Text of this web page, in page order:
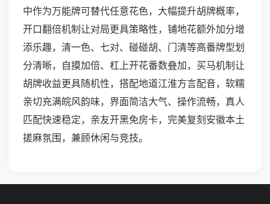
中作为万能牌可替代任意花色，大幅提升胡牌概率，
开口翻倍机制让对局更具策略性，铺地花额外加分增
添乐趣，清一色、七对、碰碰胡、门清等高番牌型划
分清晰，自摸加倍、杠上开花番数叠加，买马机制让
胡牌收益更具随机性，搭配地道江淮方言配音，软糯
亲切充满皖风韵味，界面简洁大气、操作流畅，真人
匹配快速稳定，亲友开黑免房卡，完美复刻安徽本土
搓麻氛围，兼顾休闲与竞技。